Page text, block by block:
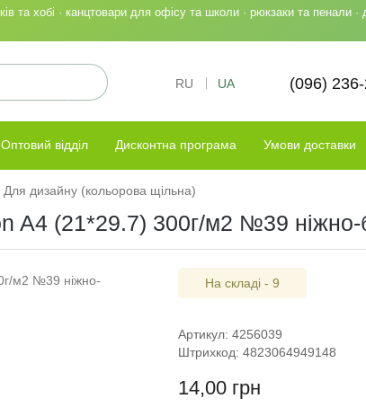
та хобі · канцтовари для офісу та школи · рюкзаки та пенали ·
RU UA (096)
Оптовий відділ Дисконтна програма Умови доставки
Для дизайну (кольорова щільна)
A4 (21*29.7) 300г/м2 №39 ніжно-
На складі - 9
Артикул: 4256039
Штрихкод: 4823064949148
14,00 грн